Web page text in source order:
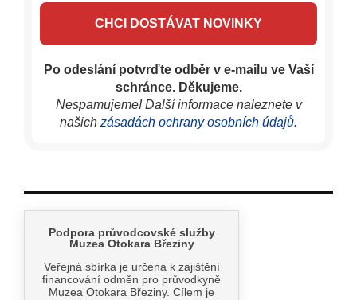
Po odeslání potvrďte odběr v e-mailu ve Vaší
schránce. Děkujeme.
Nespamujeme! Další informace naleznete v
našich zásadách ochrany osobních údajů.